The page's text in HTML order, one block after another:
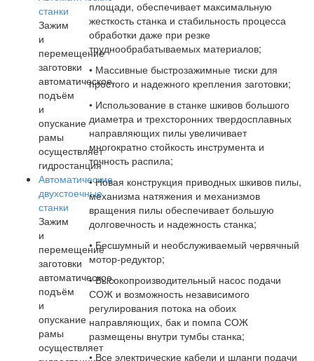
станки
Зажим
и
перемещение
заготовки
автоматическое,
подъём
и
опускание
рамы
осуществляет
гидростанция
Автоматические
двухстоечные
станки
Зажим
и
перемещение
заготовки
автоматическое,
подъём
и
опускание
рамы
осуществляет
площади, обеспечивает максимальную
жесткость станка и стабильность процесса
обработки даже при резке
труднообрабатываемых материалов;
• Массивные быстрозажимные тиски для
простого и надежного крепления заготовки;
• Использование в станке шкивов большого
диаметра и трехсторонних твердосплавных
направляющих пилы увеличивает
многократно стойкость инструмента и
точность распила;
• Новая конструкция приводных шкивов пилы,
механизма натяжения и механизмов
вращения пилы обеспечивает большую
долговечность и надежность станка;
• Бесшумный и необслуживаемый червячный
мотор-редуктор;
• Высокопроизводительный насос подачи
СОЖ и возможность независимого
регулирования потока на обоих
направляющих, бак и помпа СОЖ
размещены внутри тумбы станка;
• Все электрические кабели и шланги подачи